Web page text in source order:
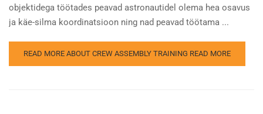
objektidega töötades peavad astronautidel olema hea osavus
ja käe-silma koordinatsioon ning nad peavad töötama ...
READ MORE ABOUT CREW ASSEMBLY TRAINING READ MORE